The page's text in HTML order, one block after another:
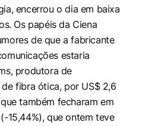
encerrou o dia em baixa
Os papéis da Ciena
de que a fabricante
estaria
produtora de
fibra ótica, por US$ 2,6
também fecharam em
15,44%), que ontem teve